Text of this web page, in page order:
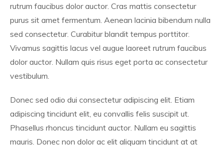
rutrum faucibus dolor auctor. Cras mattis consectetur
purus sit amet fermentum. Aenean lacinia bibendum nulla
sed consectetur. Curabitur blandit tempus porttitor.
Vivamus sagittis lacus vel augue laoreet rutrum faucibus
dolor auctor. Nullam quis risus eget porta ac consectetur
vestibulum.
Donec sed odio dui consectetur adipiscing elit. Etiam
adipiscing tincidunt elit, eu convallis felis suscipit ut.
Phasellus rhoncus tincidunt auctor. Nullam eu sagittis
mauris. Donec non dolor ac elit aliquam tincidunt at at